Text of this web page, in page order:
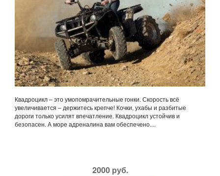
Квадроцикл – это умопомрачительные гонки. Скорость всё
увеличивается – держитесь крепче! Кочки, ухабы и разбитые
дороги только усилят впечатление. Квадроцикл устойчив и
безопасен. А море адреналина вам обеспечено....
2000 руб.